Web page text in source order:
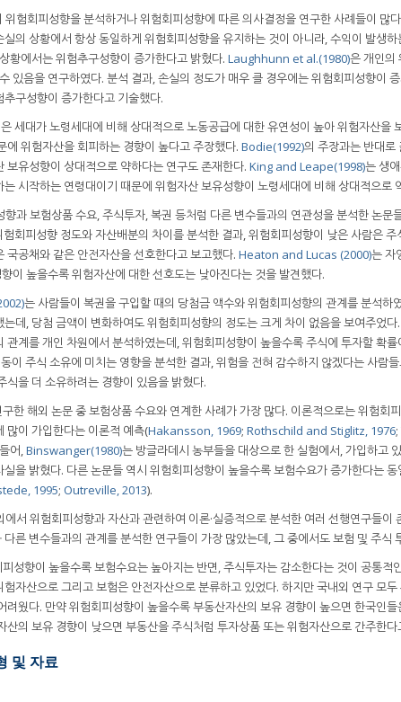
위험회피성향을 분석하거나 위험회피성향에 따른 의사결정을 연구한 사례들이 많
의 상황에서 항상 동일하게 위험회피성향을 유지하는 것이 아니라, 수익이 발생
황에서는 위험추구성향이 증가한다고 밝혔다. Laughhunn et al.(1980)은 개인의
있음을 연구하였다. 분석 결과, 손실의 정도가 매우 클 경우에는 위험회피성향이
구성향이 증가한다고 기술했다.
세대가 노령세대에 비해 상대적으로 노동공급에 대한 유연성이 높아 위험자산을
에 위험자산을 회피하는 경향이 높다고 주장했다. Bodie(1992)의 주장과는 반대로
보유성향이 상대적으로 약하다는 연구도 존재한다. King and Leape(1998)는 생
시작하는 연령대이기 때문에 위험자산 보유성향이 노령세대에 비해 상대적으로
향과 보험상품 수요, 주식투자, 복권 등처럼 다른 변수들과의 연관성을 분석한 논문
회피성향 정도와 자산배분의 차이를 분석한 결과, 위험회피성향이 낮은 사람은
국공채와 같은 안전자산을 선호한다고 보고했다. Heaton and Lucas (2000)는 자
이 높을수록 위험자산에 대한 선호도는 낮아진다는 것을 발견했다.
는 사람들이 복권을 구입할 때의 당첨금 액수와 위험회피성향의 관계를 분석하
데, 당첨 금액이 변화하여도 위험회피성향의 정도는 크게 차이 없음을 보여주었다.
관계를 개인 차원에서 분석하였는데, 위험회피성향이 높을수록 주식에 투자할 확
이 주식 소유에 미치는 영향을 분석한 결과, 위험을 전혀 감수하지 않겠다는 사람
식을 더 소유하려는 경향이 있음을 밝혔다.
한 해외 논문 중 보험상품 수요와 연계한 사례가 가장 많다. 이론적으로는 위험회
많이 가입한다는 이론적 예측(Hakansson, 1969; Rothschild and Stiglitz, 1976;
어,Binswanger(1980)는 방글라데시 농부들을 대상으로 한 실험에서, 가입하고
실을 밝혔다. 다른 논문들 역시 위험회피성향이 높을수록 보험수요가 증가한다는
1995; Outreville, 2013).
에서 위험회피성향과 자산과 관련하여 이론·실증적으로 분석한 여러 선행연구들
른 변수들과의 관계를 분석한 연구들이 가장 많았는데, 그 중에서도 보험 및 주식
성향이 높을수록 보험수요는 높아지는 반면, 주식투자는 감소한다는 것이 공통적
험자산으로 그리고 보험은 안전자산으로 분류하고 있었다. 하지만 국내외 연구 모
려웠다. 만약 위험회피성향이 높을수록 부동산자산의 보유 경향이 높으면 한국인
산의 보유 경향이 낮으면 부동산을 주식처럼 투자상품 또는 위험자산으로 간주한
및 자료